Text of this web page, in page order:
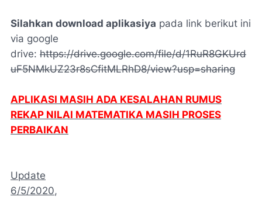
Silahkan download aplikasiya pada link berikut ini
via google
drive: https://drive.google.com/file/d/1RuR8GKUrd
uF5NMkUZ23r8sCfitMLRhD8/view?usp=sharing
APLIKASI MASIH ADA KESALAHAN RUMUS
REKAP NILAI MATEMATIKA MASIH PROSES
PERBAIKAN
Update
6/5/2020,